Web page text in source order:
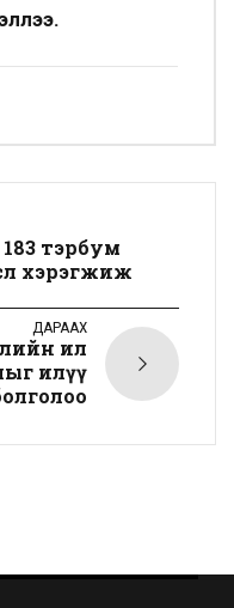
тэрбум
хэрэгжиж
ДАРААХ
ил
илүү